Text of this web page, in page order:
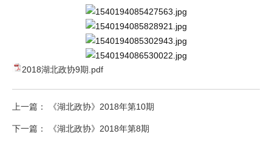
2018湖北政协9期.pdf
上一篇： 《湖北政协》2018年第10期
下一篇： 《湖北政协》2018年第8期